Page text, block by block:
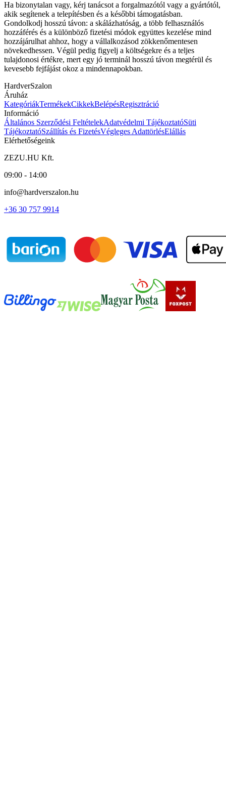
Ha bizonytalan vagy, kérj tanácsot a forgalmazótól vagy a gyártótól,
akik segítenek a telepítésben és a későbbi támogatásban.
Gondolkodj hosszú távon: a skálázhatóság, a több felhasználós
hozzáférés és a különböző fizetési módok együttes kezelése mind
hozzájárulhat ahhoz, hogy a vállalkozásod zökkenőmentesen
növekedhessen. Végül pedig figyelj a költségekre és a teljes
tulajdonosi értékre, mert egy jó terminál hosszú távon megtérül és
kevesebb fejfájást okoz a mindennapokban.
HardverSzalon
Áruház
KategóriákTermékekCikkekBelépésRegisztráció
Információ
Általános Szerződési FeltételekAdatvédelmi TájékoztatóSüti
TájékoztatóSzállítás és FizetésVégleges AdattörlésElállás
Elérhetőségeink
ZEZU.HU Kft.
09:00 - 14:00
info@hardverszalon.hu
+36 30 757 9914